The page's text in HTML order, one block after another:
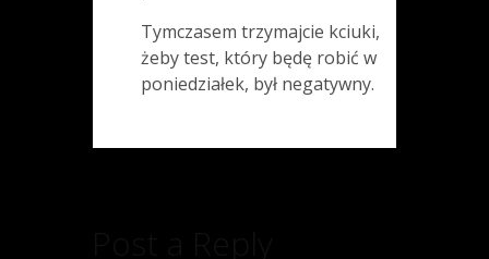
Tymczasem trzymajcie kciuki,
żeby test, który będę robić w
poniedziałek, był negatywny.